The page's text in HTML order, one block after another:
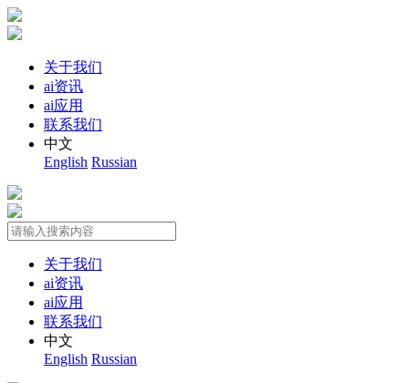
关于我们
ai资讯
ai应用
联系我们
中文
English Russian
关于我们
ai资讯
ai应用
联系我们
中文
English Russian